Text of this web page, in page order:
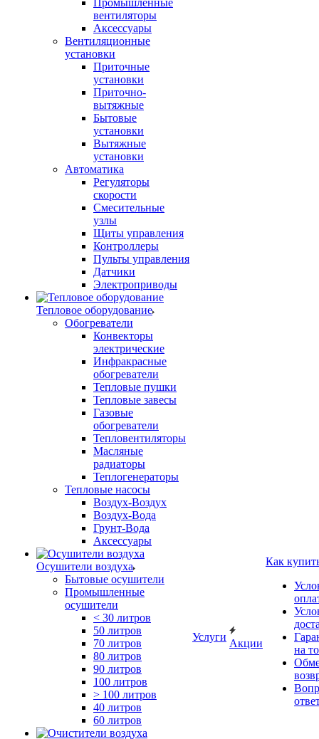
Промышленные
вентиляторы
Аксессуары
Вентиляционные
установки
Приточные
установки
Приточно-
вытяжные
Бытовые
установки
Вытяжные
установки
Автоматика
Регуляторы
скорости
Смесительные
узлы
Щиты управления
Контроллеры
Пульты управления
Датчики
Электроприводы
Тепловое оборудование
Обогреватели
Конвекторы
электрические
Инфракрасные
обогреватели
Тепловые пушки
Тепловые завесы
Газовые
обогреватели
Тепловентиляторы
Масляные
радиаторы
Теплогенераторы
Тепловые насосы
Воздух-Воздух
Воздух-Вода
Грунт-Вода
Аксессуары
Осушители воздуха
Бытовые осушители
Промышленные
осушители
< 30 литров
50 литров
70 литров
80 литров
90 литров
100 литров
> 100 литров
40 литров
60 литров
Услуги
Акции
Как
на